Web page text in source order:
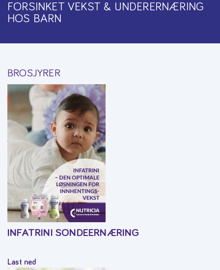
FORSINKET VEKST & UNDERERNÆRING
HOS BARN
BROSJYRER
INFATRINI SONDEERNÆRING
Last ned